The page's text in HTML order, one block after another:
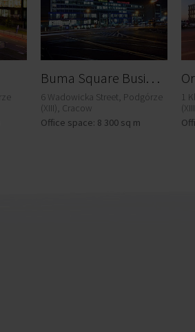
B
uma Square Business Park A, G, F, Atrium
6 Wadowicka Street, Podgórze
(XIII), Cracow
Office space: 8 300 sq m
1